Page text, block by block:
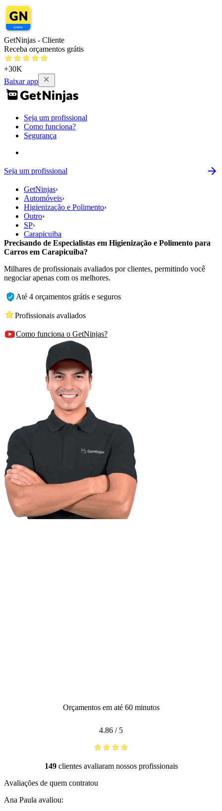
GetNinjas - Cliente
Receba orçamentos grátis
+30K
Baixar app
Seja um profissional
Como funciona?
Segurança
Seja um profissional
GetNinjas›
Automóveis›
Higienização e Polimento›
Outro›
SP›
Carapicuiba
Precisando de Especialistas em Higienização e Polimento para
Carros em Carapicuiba?
Milhares de profissionais avaliados por clientes, permitindo você
negociar apenas com os melhores.
Até 4 orçamentos grátis e seguros
Profissionais avaliados
Como funciona o GetNinjas?
Orçamentos em até 60 minutos
4.86 / 5
149clientes avaliaram nossos profissionais
Avaliações de quem contratou
Ana Paula avaliou: